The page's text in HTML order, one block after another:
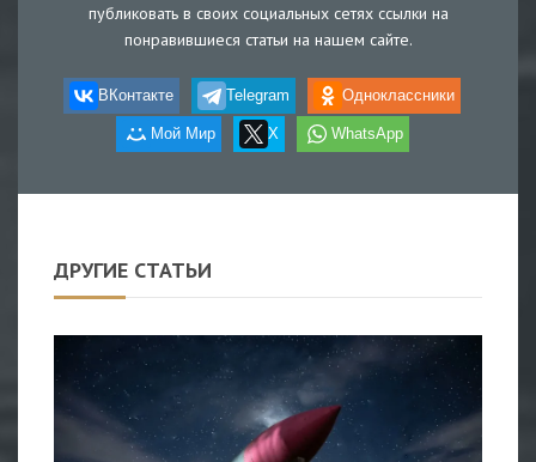
публиковать в своих социальных сетях ссылки на
понравившиеся статьи на нашем сайте.
ВКонтакте Telegram Одноклассники
Мой Мир X WhatsApp
ДРУГИЕ СТАТЬИ